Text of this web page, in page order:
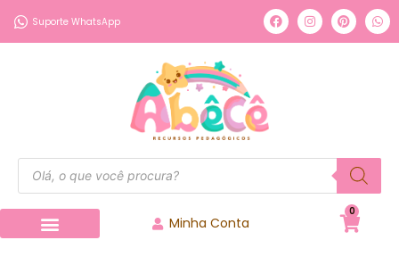
Suporte WhatsApp
Minha Conta
0